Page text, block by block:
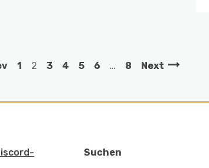
1 2 3 4 5 6 … 8 Next
Suchen